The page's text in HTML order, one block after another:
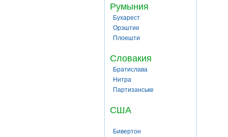
Румыния
Бухарест
Орэштие
Плоешти
Словакия
Братислава
Нитра
Партизанське
США
Бивертон